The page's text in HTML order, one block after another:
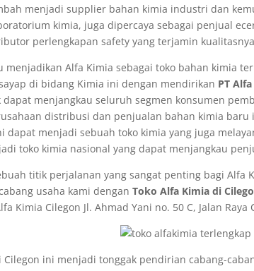
menjadi supplier bahan kimia industri dan
kimia, juga dipercaya sebagai penjual
perlengkapan safety yang terjamin
menjadikan Alfa Kimia sebagai toko bahan kimia
di bidang Kimia ini dengan mendirikan PT
menjangkau seluruh segmen konsumen
distribusi dan penjualan bahan kimia
dapat menjadi sebuah toko kimia yang juga
toko kimia nasional yang dapat menjangkau
titik perjalanan yang sangat penting bagi Alfa
usaha kami dengan Toko Alfa Kimia di
Kimia Cilegon Jl. Ahmad Yani no. 50 C, Jalan
Cilegon ini menjadi tonggak pendirian cabang-